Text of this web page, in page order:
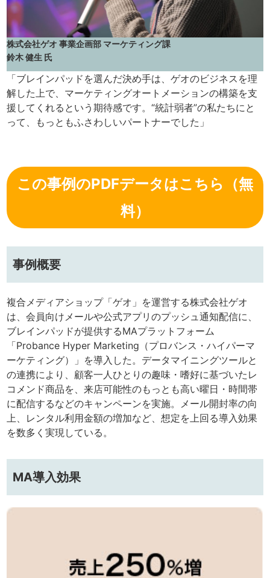
株式会社ゲオ 事業企画部 マーケティング課
鈴木 健生 氏
「ブレインパッドを選んだ決め手は、ゲオのビジネスを理
解した上で、マーケティングオートメーションの構築を支
援してくれるという期待感です。“統計弱者”の私たちにと
って、もっともふさわしいパートナーでした」
この事例のPDFデータはこちら（無
料）
事例概要
複合メディアショップ「ゲオ」を運営する株式会社ゲオ
は、会員向けメールや公式アプリのプッシュ通知配信に、
ブレインパッドが提供するMAプラットフォーム
「Probance Hyper Marketing（プロバンス・ハイパーマ
ーケティング）」を導入した。データマイニングツールと
の連携により、顧客一人ひとりの趣味・嗜好に基づいたレ
コメンド商品を、来店可能性のもっとも高い曜日・時間帯
に配信するなどのキャンペーンを実施。メール開封率の向
上、レンタル利用金額の増加など、想定を上回る導入効果
を数多く実現している。
MA導入効果